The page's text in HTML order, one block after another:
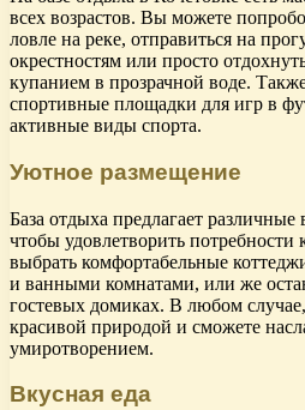
всех возрастов. Вы можете
ловле на реке, отправиться на
окрестностям или просто
купанием в прозрачной воде.
спортивные площадки для игр в
активные виды спорта.
Уютное размещение
База отдыха предлагает
чтобы удовлетворить
выбрать комфортабельные
и ванными комнатами, или же
гостевых домиках. В любом
красивой природой и сможете
умиротворением.
Вкусная еда